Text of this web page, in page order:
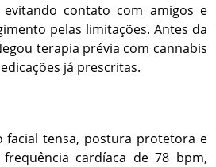
evitando contato com amigos e
pelas limitações. Antes da
terapia prévia com cannabis
já prescritas.
facial tensa, postura protetora e
cardíaca de 78 bpm,